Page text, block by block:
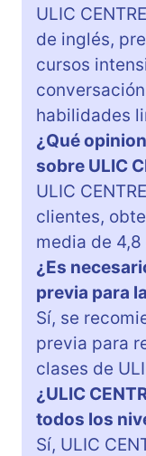
ULIC
de inglés,
cursos
habilidades
¿Qué
sobre ULIC
ULIC
clientes,
media de 4,8
¿Es
previa para
Sí, se
previa para
clases de
¿ULIC
todos los
Sí, ULIC